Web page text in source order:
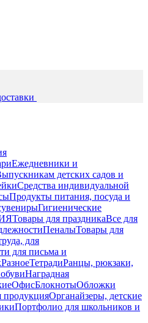
Ежедневники и
детских садов и
Средства индивидуальной
Продукты питания, посуда и
Гигиенические
Товары для праздникаВсе для
ПеналыТовары для
для
для письма и
РазноеТетрадиРанцы, рюкзаки,
Наградная
ОфисБлокнотыОбложки
продукцияОрганайзеры, детские
Портфолио для школьников и